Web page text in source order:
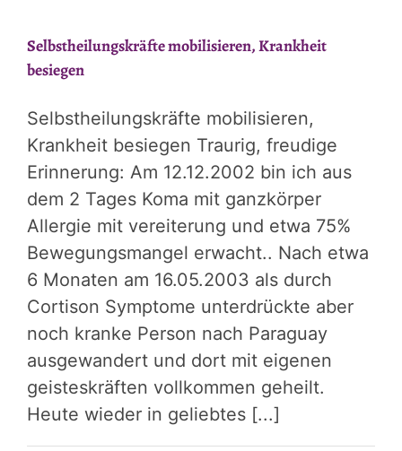
Selbstheilungskräfte mobilisieren, Krankheit
besiegen
Selbstheilungskräfte mobilisieren,
Krankheit besiegen Traurig, freudige
Erinnerung: Am 12.12.2002 bin ich aus
dem 2 Tages Koma mit ganzkörper
Allergie mit vereiterung und etwa 75%
Bewegungsmangel erwacht.. Nach etwa
6 Monaten am 16.05.2003 als durch
Cortison Symptome unterdrückte aber
noch kranke Person nach Paraguay
ausgewandert und dort mit eigenen
geisteskräften vollkommen geheilt.
Heute wieder in geliebtes [...]